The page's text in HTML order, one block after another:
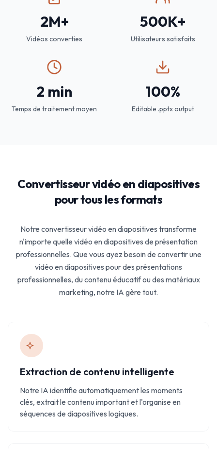
2M+
Vidéos converties
500K+
Utilisateurs satisfaits
2 min
Temps de traitement moyen
100%
Editable .pptx output
Convertisseur vidéo en diapositives
pour tous les formats
Notre convertisseur vidéo en diapositives transforme
n'importe quelle vidéo en diapositives de présentation
professionnelles. Que vous ayez besoin de convertir une
vidéo en diapositives pour des présentations
professionnelles, du contenu éducatif ou des matériaux
marketing, notre IA gère tout.
Extraction de contenu intelligente
Notre IA identifie automatiquement les moments
clés, extrait le contenu important et l'organise en
séquences de diapositives logiques.